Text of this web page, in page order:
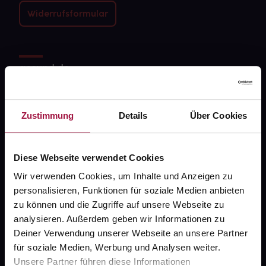
Zustimmung Details Über Cookies
Diese Webseite verwendet Cookies
Wir verwenden Cookies, um Inhalte und Anzeigen zu
personalisieren, Funktionen für soziale Medien anbieten
zu können und die Zugriffe auf unsere Webseite zu
analysieren. Außerdem geben wir Informationen zu
Deiner Verwendung unserer Webseite an unsere Partner
für soziale Medien, Werbung und Analysen weiter.
Unsere Partner führen diese Informationen
Widerrufsformular
gesund.de
Karriere
Barrierefreiheitserklärung
PAYBACK
gesund-versorger.de
Sanitätshäuser
Datenschutz